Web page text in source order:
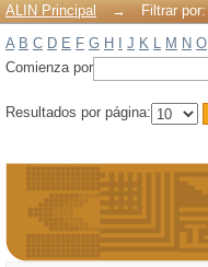
ALIN Principal →
Filtrar
A B C D E F G H J K L M N O
Comienza por
Resultados por página: